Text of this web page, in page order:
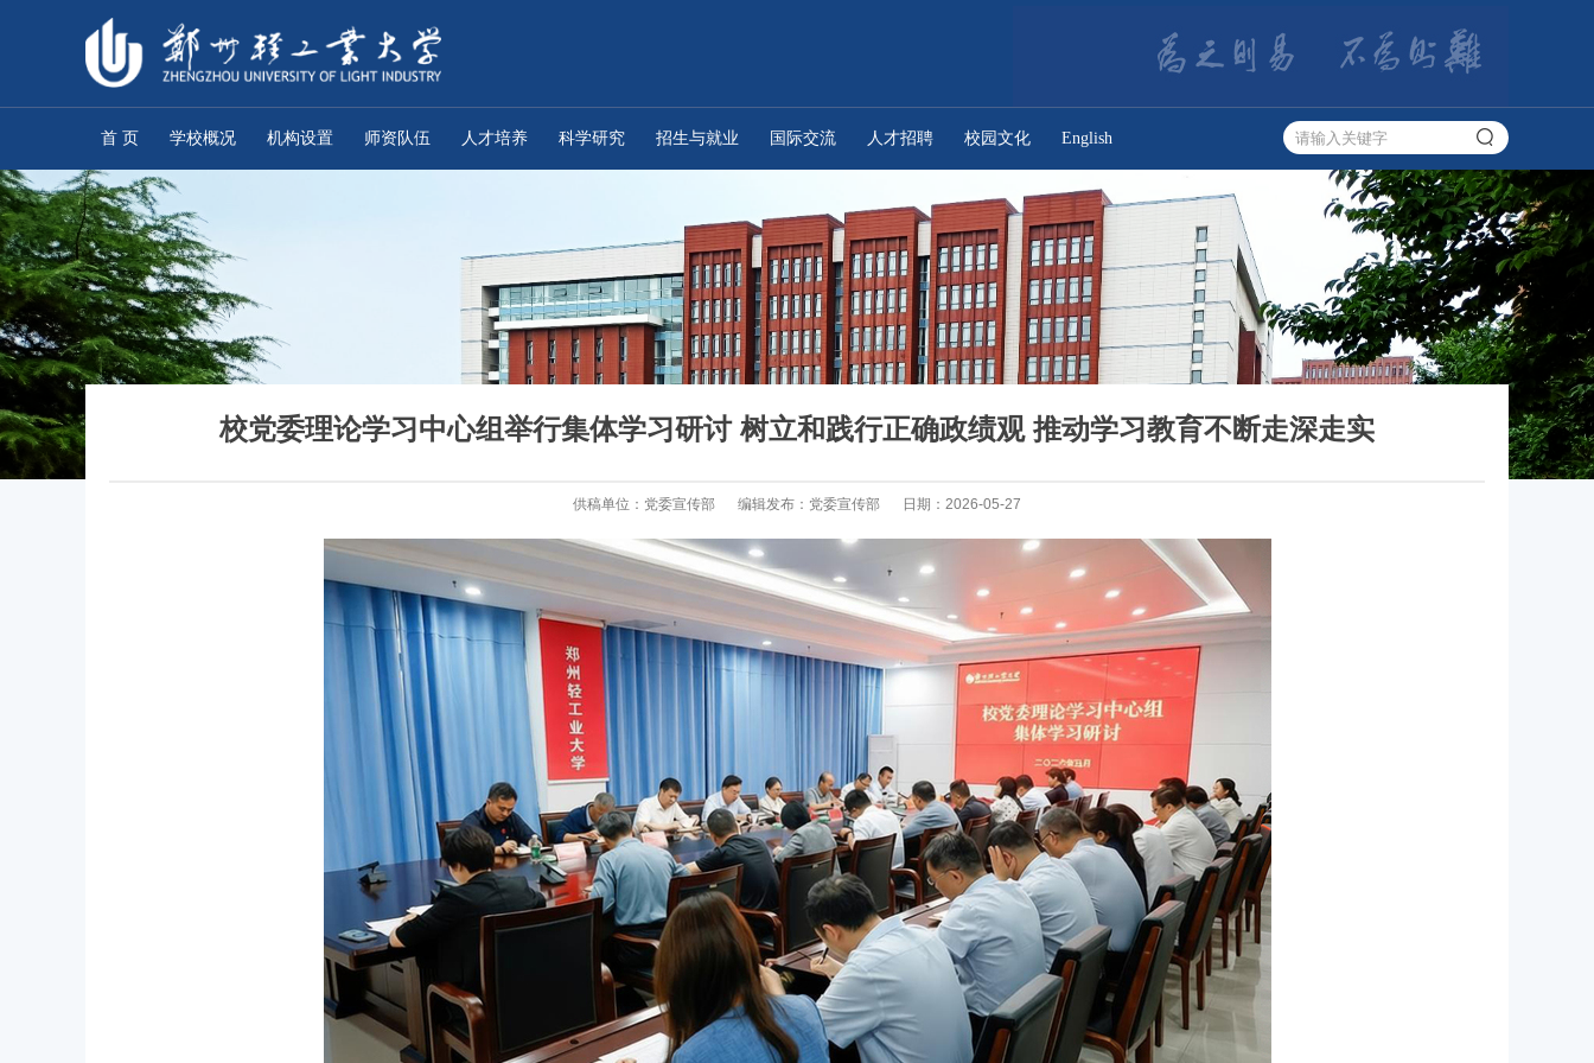
首 页 学校概况 机构设置 师资队伍 人才培养 科学研究 招生与就业 国际交流 人才招聘 校园文化 English
校党委理论学习中心组举行集体学习研讨 树立和践行正确政绩观 推动学习教育不断走深走实
供稿单位：党委宣传部 编辑发布：党委宣传部 日期：2026-05-27